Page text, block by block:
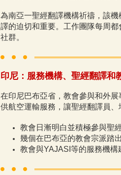
為南亞一聖經翻譯機構祈禱，該
譯的迫切和重要。工作團隊每周
社群。
印尼：服務機構、聖經翻譯和
在印尼巴布亞省，教會參與和外展
供航空運輸服務，讓聖經翻譯員
教會日漸明白並積極參與聖
幾個在巴布亞的教會宗派踏
教會與YAJASI等的服務機構